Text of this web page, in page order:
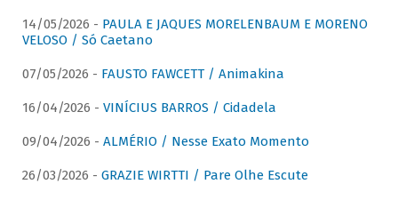
14/05/2026 - PAULA E JAQUES MORELENBAUM E MORENO
VELOSO / Só Caetano
07/05/2026 - FAUSTO FAWCETT / Animakina
16/04/2026 - VINÍCIUS BARROS / Cidadela
09/04/2026 - ALMÉRIO / Nesse Exato Momento
26/03/2026 - GRAZIE WIRTTI / Pare Olhe Escute